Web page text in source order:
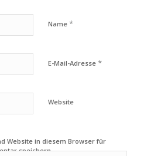
Name *
E-Mail-Adresse *
Website
Website in diesem Browser für
speichern.